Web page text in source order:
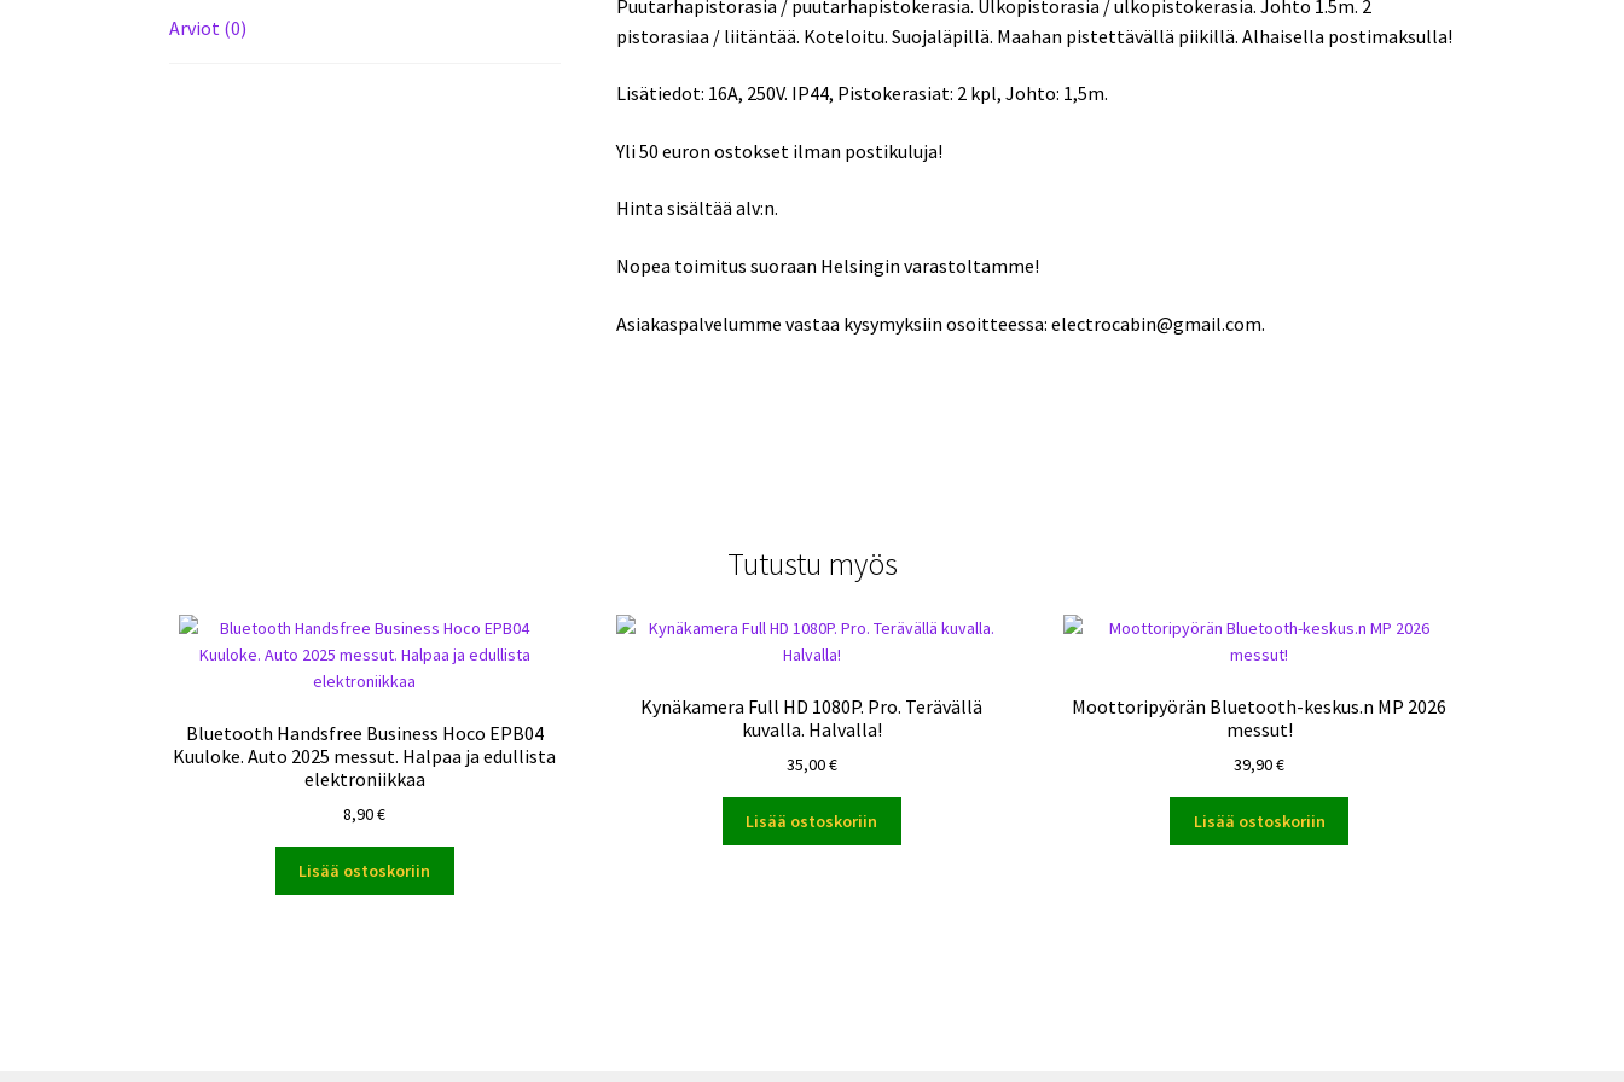
Arviot (0)
Puutarhapistorasia / puutarhapistokerasia. Ulkopistorasia / ulkopistokerasia. Johto 1.5m. 2
pistorasiaa / liitäntää. Koteloitu. Suojaläpillä. Maahan pistettävällä piikillä. Alhaisella postimaksulla!
Lisätiedot: 16A, 250V. IP44, Pistokerasiat: 2 kpl, Johto: 1,5m.
Yli 50 euron ostokset ilman postikuluja!
Hinta sisältää alv:n.
Nopea toimitus suoraan Helsingin varastoltamme!
Asiakaspalvelumme vastaa kysymyksiin osoitteessa: electrocabin@gmail.com.
Tutustu myös
Bluetooth Handsfree Business Hoco EPB04
Kuuloke. Auto 2025 messut. Halpaa ja edullista
elektroniikkaa
8,90€
Lisää ostoskoriin
Kynäkamera Full HD 1080P. Pro. Terävällä
kuvalla. Halvalla!
35,00€
Lisää ostoskoriin
Moottoripyörän Bluetooth-keskus.n MP 2026
messut!
39,90€
Lisää ostoskoriin